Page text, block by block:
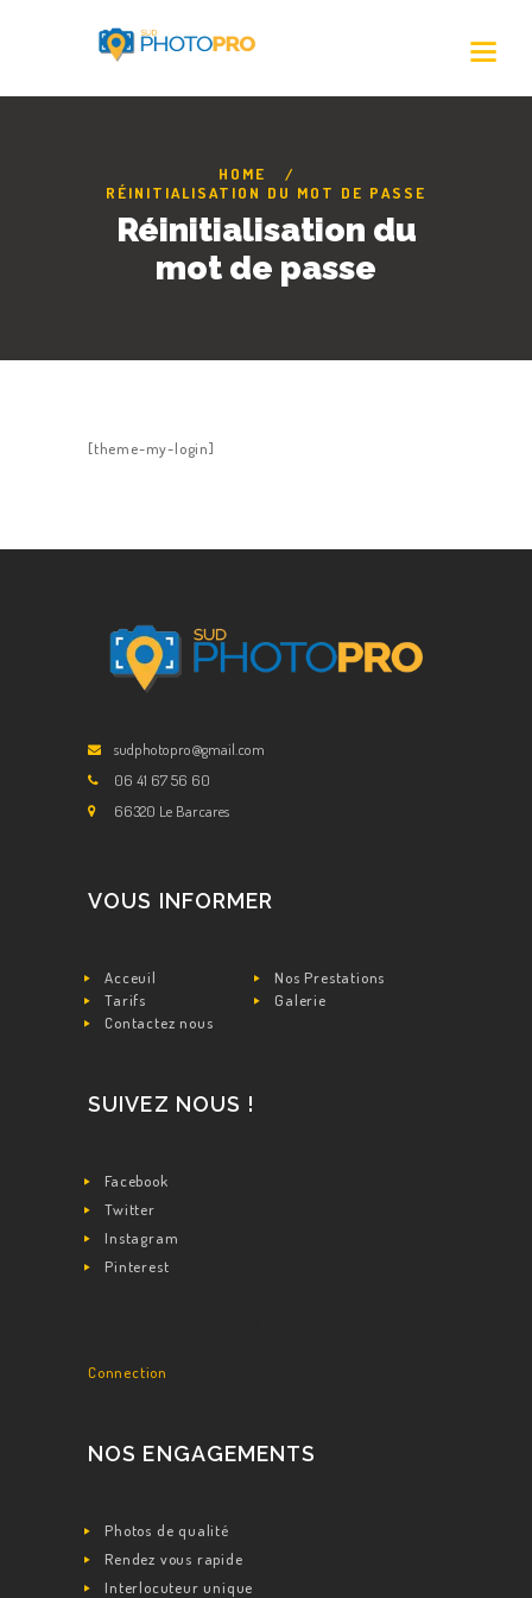
HOME
RÉINITIALISATION DU MOT DE PASSE
Réinitialisation du
mot de passe
PRESTATIONS
CONTACTEZ
[theme-my-login]
sudphotopro@gmail.com
06 41 67 56 60
66320 Le Barcares
VOUS INFORMER
Acceuil
Nos Prestations
Tarifs
Galerie
Contactez nous
SUIVEZ NOUS !
Facebook
Twitter
Instagram
Pinterest
Connection
NOS ENGAGEMENTS
Photos de qualité
Rendez vous rapide
Interlocuteur unique